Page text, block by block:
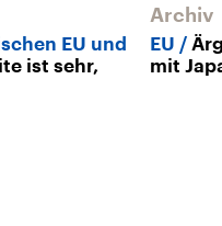
EU und
ist sehr,
Archiv
EU
mit